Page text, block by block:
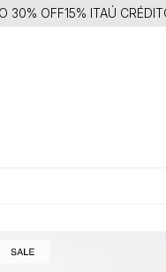
15% ITAÚ CRÉDITO +